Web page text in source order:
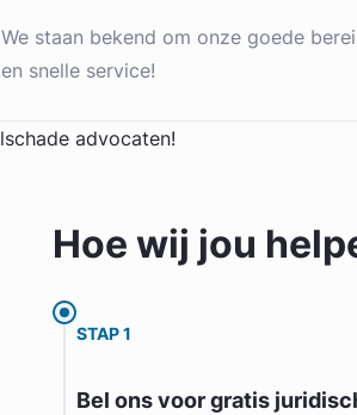
We staan bekend om onze goede
en snelle service!
Hoe wij jou
STAP 1
Bel ons voor gratis